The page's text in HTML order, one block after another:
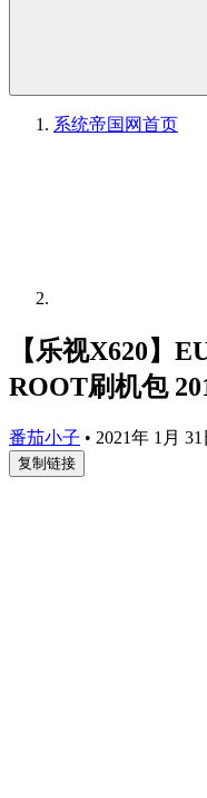
系统帝国网首页
【乐视X620】
ROOT刷机包
番茄小子 • 2021年 1月 31
复制链接